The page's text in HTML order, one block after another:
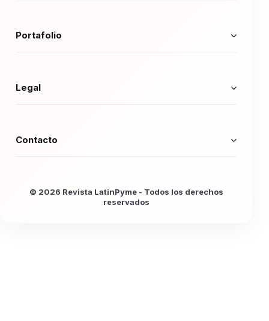
Portafolio
Legal
Contacto
© 2026 Revista LatinPyme - Todos los derechos
reservados